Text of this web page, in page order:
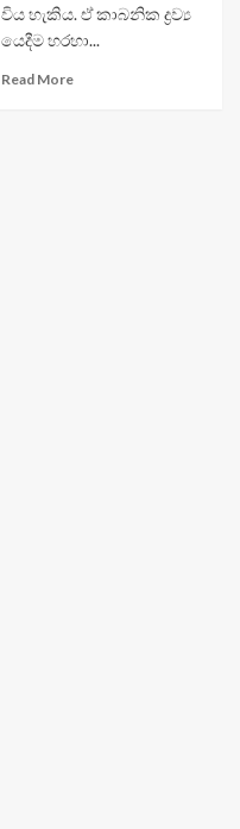
විය හැකිය. ඒ කාබනික ද්‍රව්‍ය
යෙදීම හරහා...
Read More